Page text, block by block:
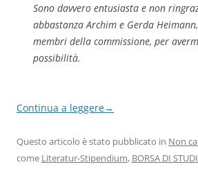
Sono davvero entusiasta e non
abbastanza Archim e Gerda
membri della commissione, per
possibilità.
Continua a leggere→
Questo articolo è stato pubblicato in Non
come Literatur-Stipendium, BORSA DI